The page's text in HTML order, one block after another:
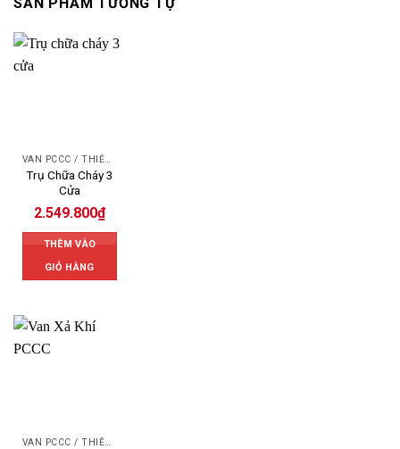
SẢN PHẨM TƯƠNG TỰ
VAN PCCC / THIẾT BỊ PCCC
Trụ Chữa Cháy 3
Cửa
2.549.800₫
THÊM VÀO
GIỎ HÀNG